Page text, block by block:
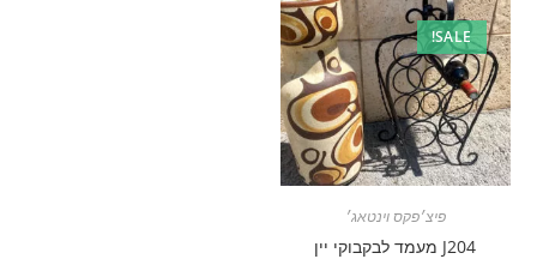
SALE!
פיצ׳פקס וינטאג׳
J204 מעמד לבקבוקי יין